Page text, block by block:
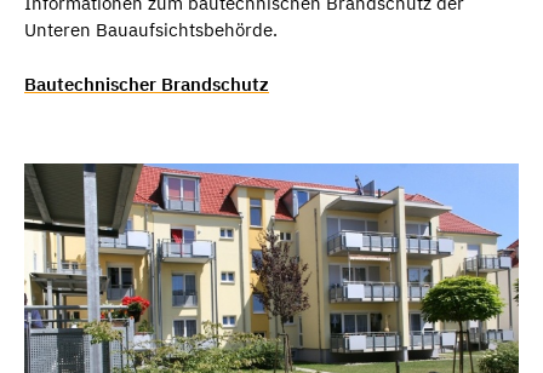
Unteren Bauaufsichtsbehörde.
Bautechnischer Brandschutz